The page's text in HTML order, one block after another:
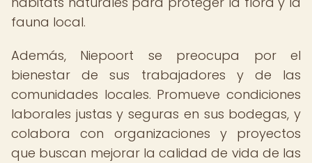
fauna local.
Además, Niepoort se preocupa por el
bienestar de sus trabajadores y de las
comunidades locales. Promueve condiciones
laborales justas y seguras en sus bodegas, y
colabora con organizaciones y proyectos
que buscan mejorar la calidad de vida de las